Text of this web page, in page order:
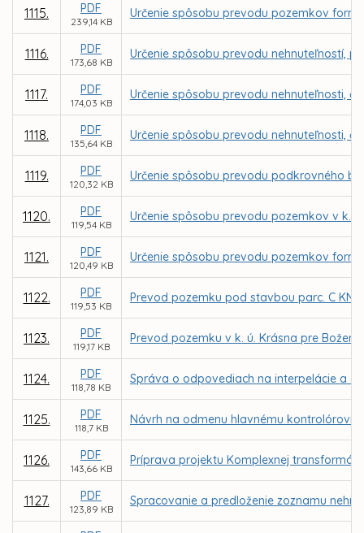
1115. PDF
239,14 KB
Určenie spôsobu prevodu pozemkov
1116. PDF
173,68 KB
Určenie spôsobu prevodu nehnuteľností,
1117. PDF
174,03 KB
Určenie spôsobu prevodu nehnuteľnosti,
1118. PDF
135,64 KB
Určenie spôsobu prevodu nehnuteľnosti,
1119. PDF
120,32 KB
Určenie spôsobu prevodu podkrovného
1120. PDF
119,54 KB
Určenie spôsobu prevodu pozemkov v k.
1121. PDF
120,49 KB
Určenie spôsobu prevodu pozemkov
1122. PDF
119,53 KB
Prevod pozemku pod stavbou parc. C KN
1123. PDF
119,17 KB
Prevod pozemku v k. ú. Krásna pre
1124. PDF
118,78 KB
Správa o odpovediach na interpelácie a
1125. PDF
118,7 KB
Návrh na odmenu hlavnému kontrolórovi
1126. PDF
143,66 KB
Príprava projektu Komplexnej
1127. PDF
123,89 KB
Spracovanie a predloženie zoznamu